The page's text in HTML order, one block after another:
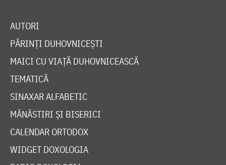
AUTORI
PĂRINȚI DUHOVNICEȘTI
MAICI CU VIAȚĂ DUHOVNICEASCĂ
TEMATICĂ
SINAXAR ALFABETIC
MĂNĂSTIRI ȘI BISERICI
CALENDAR ORTODOX
WIDGET DOXOLOGIA